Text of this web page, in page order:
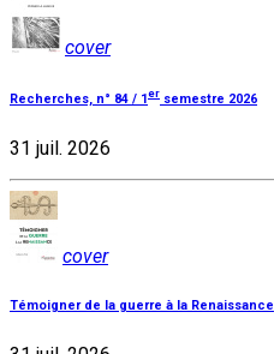
cover
Recherches, n° 84 / 1 er semestre 2026
31 juil. 2026
cover
Témoigner de la guerre à la Renaissance